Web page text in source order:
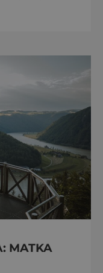
vstupní
MATKA